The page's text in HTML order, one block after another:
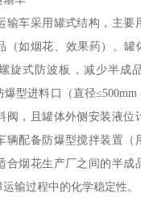
输车采用罐式结构，主要
（如烟花、效果药）。罐
旋式防波板，减少半成
型进料口（直径≤500mm
阀，且罐体外侧安装液位
辆配备防爆型搅拌装置（
合烟花生产厂之间的半成
输过程中的化学稳定性。​